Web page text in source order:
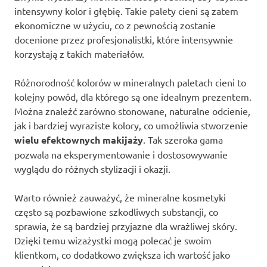
intensywny kolor i głębię. Takie palety cieni są zatem
ekonomiczne w użyciu, co z pewnością zostanie
docenione przez profesjonalistki, które intensywnie
korzystają z takich materiałów.
Różnorodność kolorów w mineralnych paletach cieni to
kolejny powód, dla którego są one idealnym prezentem.
Można znaleźć zarówno stonowane, naturalne odcienie,
jak i bardziej wyraziste kolory, co umożliwia stworzenie
wielu efektownych makijaży. Tak szeroka gama
pozwala na eksperymentowanie i dostosowywanie
wyglądu do różnych stylizacji i okazji.
Warto również zauważyć, że mineralne kosmetyki
często są pozbawione szkodliwych substancji, co
sprawia, że są bardziej przyjazne dla wrażliwej skóry.
Dzięki temu wizażystki mogą polecać je swoim
klientkom, co dodatkowo zwiększa ich wartość jako